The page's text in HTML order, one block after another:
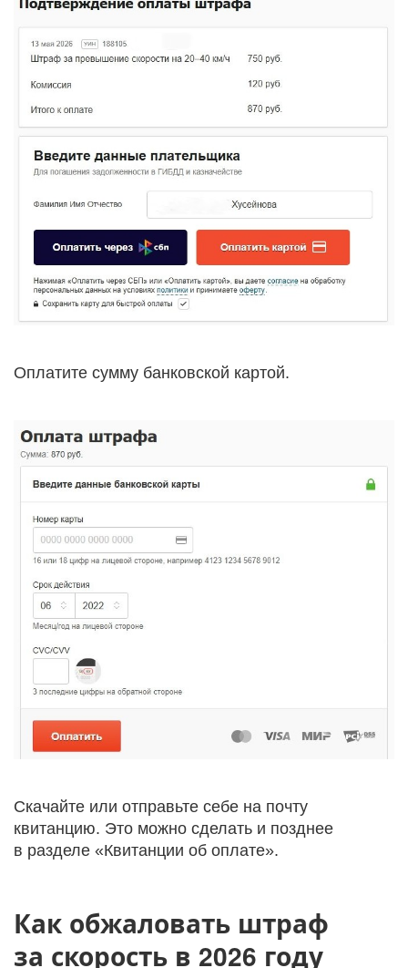
Оплатите сумму банковской картой.
Скачайте или отправьте себе на почту
квитанцию. Это можно сделать и позднее
в разделе «Квитанции об оплате».
Как обжаловать штраф
за скорость в 2026 году